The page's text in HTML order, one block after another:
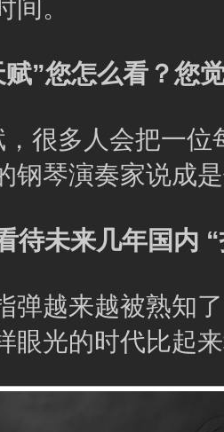
间。
”您怎么看？您
，很多人会把一
钢琴演奏家说成
待未来几年国内
弹越来越被熟知
眼光的时代比起